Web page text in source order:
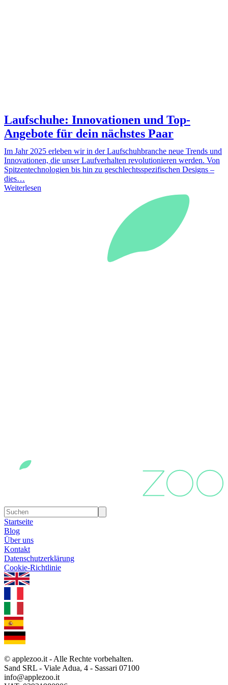
Laufschuhe: Innovationen und Top-
Angebote für dein nächstes Paar
Im Jahr 2025 erleben wir in der Laufschuhbranche neue Trends und
Innovationen, die unser Laufverhalten revolutionieren werden. Von
Spitzentechnologien bis hin zu geschlechtsspezifischen Designs –
dies…
Weiterlesen
Startseite
Blog
Über uns
Kontakt
Datenschutzerklärung
Cookie-Richtlinie
© applezoo.it - Alle Rechte vorbehalten.
Sand SRL - Viale Adua, 4 - Sassari 07100
info@applezoo.it